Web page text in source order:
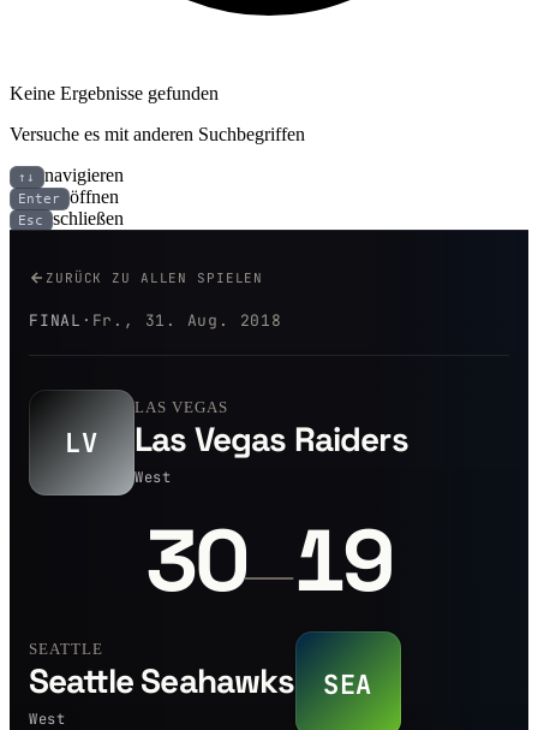
Keine Ergebnisse gefunden
Versuche es mit anderen Suchbegriffen
↑↓ navigieren
Enter öffnen
Esc schließen
ZURÜCK ZU ALLEN SPIELEN
FINAL · Fr., 31. Aug. 2018
LV
LAS VEGAS
Las Vegas Raiders
West
30—19
SEATTLE
Seattle Seahawks
West
SEA